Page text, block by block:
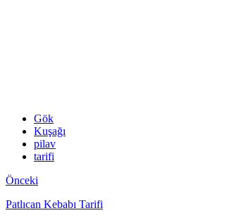
Gök
Kuşağı
pilav
tarifi
Önceki
Patlıcan Kebabı Tarifi